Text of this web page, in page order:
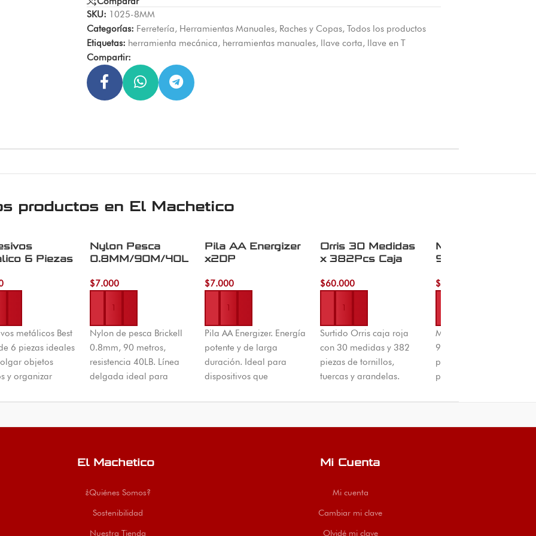
SKU: 1025-8MM
Categorías: Ferretería, Herramientas Manuales, Raches y Copas, Todos los productos
Etiquetas: herramienta mecánica, herramientas manuales, llave corta, llave en T
Compartir:
productos en El Machetico
6 Piezas
al carrito
metálicos Best
6 piezas ideales
objetos
y organizar
con envío
Nylon Pesca
0.8MM/90M/40L
$7.000
Añadir al carrito
Nylon de pesca Brickell
0.8mm, 90 metros,
resistencia 40LB. Línea
delgada ideal para
medianas especies.
Pila AA Energizer
x2DP
$7.000
Añadir al carrito
Pila AA Energizer. Energía
potente y de larga
duración. Ideal para
dispositivos que
energía. ¡Calidad
Orris 30 Medidas
x 382Pcs Caja
$60.000
Añadir al carrito
Surtido Orris caja roja
con 30 medidas y 382
piezas de tornillos,
tuercas y arandelas.
caja amarilla. El
Manija Deco Barra
96 Liviana Corta
$
Manija deco barra
96mm liviana y corta
perfil de 12mm. Ideal
para cajones y muebles
moderno disponible en
El Machetico
¿Quiénes Somos?
Sostenibilidad
Nuestra Tienda
Mi Cuenta
Mi cuenta
Cambiar mi clave
Olvidé mi clave